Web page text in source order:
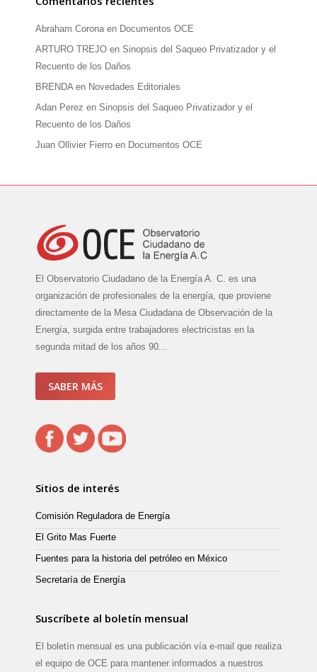
Abraham Coronaen Documentos OCE
ARTURO TREJO en Sinopsis del Saqueo Privatizador y el
Recuento de los Daños
BRENDAen Novedades Editoriales
Adan Perez en Sinopsis del Saqueo Privatizador y el
Recuento de los Daños
Juan Ollivier Fierro en Documentos OCE
El Observatorio Ciudadano de la Energía A. C. es una
organización de profesionales de la energía, que proviene
directamente de la Mesa Ciudadana de Observación de la
Energía, surgida entre trabajadores electricistas en la
segunda mitad de los años 90...
SABER MÁS
Sitios de interés
Comisión Reguladora de Energía
El Grito Mas Fuerte
Fuentes para la historia del petróleo en México
Secretaría de Energía
Suscríbete al boletín mensual
El boletín mensual es una publicación vía e-mail que realiza
el equipo de OCE para mantener informados a nuestros